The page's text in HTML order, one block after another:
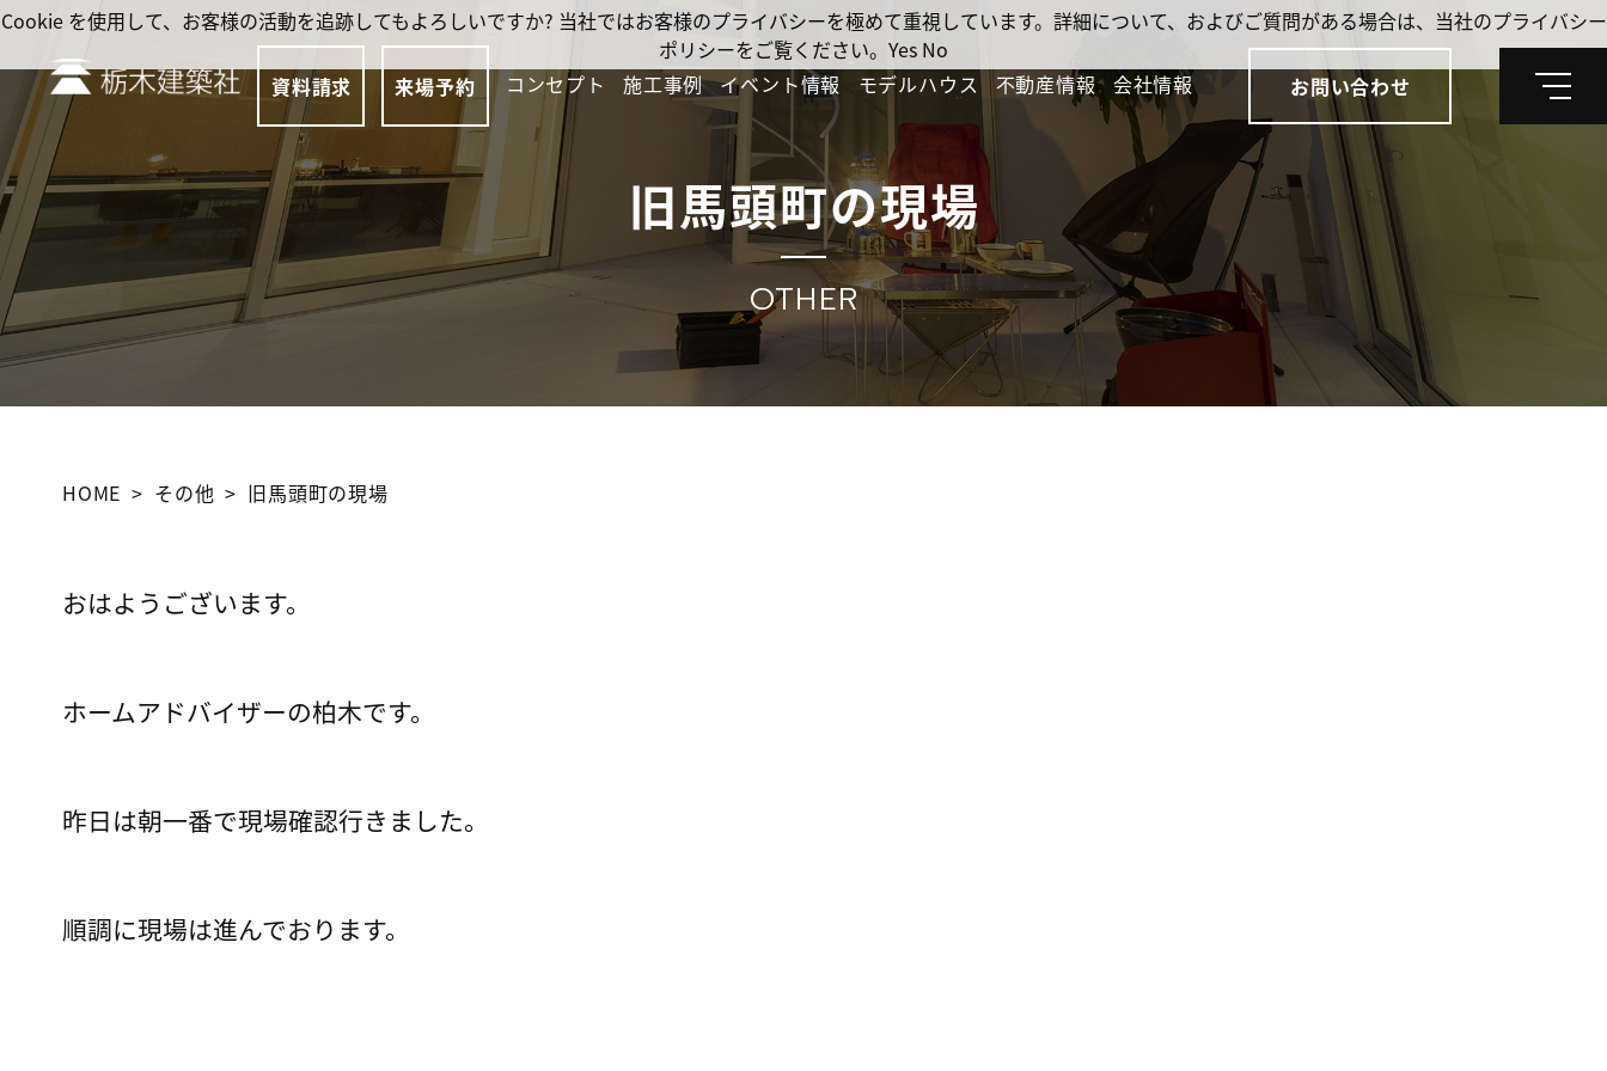
資料請求 来場予約 コンセプト 施工事例 イベント情報 モデルハウス 不動産情報 会社情報 お問い合わせ
メ
旧馬頭町の現場
OTHER
HOME その他 旧馬頭町の現場
おはようございます。
ホームアドバイザーの柏木です。
昨日は朝一番で現場確認行きました。
順調に現場は進んでおります。
Cookie を使用して、お客様の活動を追跡してもよろしいですか? 当社ではお客様のプライバシーを極めて重視しています。詳細について、およびご質問がある場合は、当社のプライバシー
ポリシーをご覧ください。 Yes No